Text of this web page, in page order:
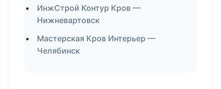
ИнжСтрой Контур Кров —
Нижневартовск
Мастерская Кров Интерьер —
Челябинск